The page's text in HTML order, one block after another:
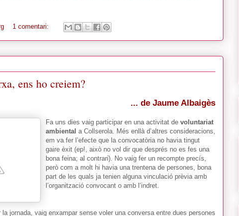
1 comentari:
ens ho creiem?
... de Jaume Albaigès
Fa uns dies vaig participar en una activitat de voluntariat
ambiental a Collserola. Més enllà d’altres consideracions,
em va fer l’efecte que la convocatòria no havia tingut
gaire èxit (ep!, això no vol dir que després no es fes una
bona feina; al contrari). No vaig fer un recompte precís,
però com a molt hi havia una trentena de persones, bona
part de les quals ja tenien alguna vinculació prèvia amb
l’organització convocant o amb l’indret.
jornada, vaig enxampar sense voler una conversa entre dues persones